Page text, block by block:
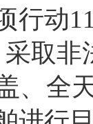
行动
取
、全